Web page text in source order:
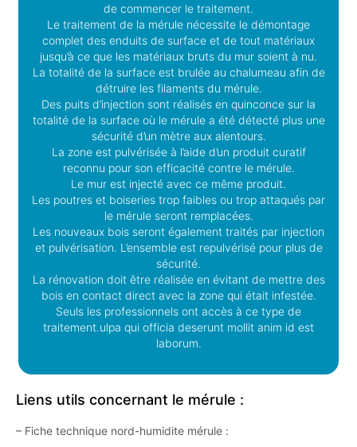
de commencer le traitement.
Le traitement de la mérule nécessite le démontage
complet des enduits de surface et de tout matériaux
jusqu’à ce que les matériaux bruts du mur soient à nu.
La totalité de la surface est brulée au chalumeau afin de
détruire les filaments du mérule.
Des puits d’injection sont réalisés en quinconce sur la
totalité de la surface où le mérule a été détecté plus une
sécurité d’un mètre aux alentours.
La zone est pulvérisée à l’aide d’un produit curatif
reconnu pour son efficacité contre le mérule.
Le mur est injecté avec ce même produit.
Les poutres et boiseries trop faibles ou trop attaqués par
le mérule seront remplacées.
Les nouveaux bois seront également traités par injection
et pulvérisation. L’ensemble est repulvérisé pour plus de
sécurité.
La rénovation doit être réalisée en évitant de mettre des
bois en contact direct avec la zone qui était infestée.
Seuls les professionnels ont accès à ce type de
traitement.ulpa qui officia deserunt mollit anim id est
laborum.
Liens utils concernant le mérule :
– Fiche technique nord-humidite mérule :